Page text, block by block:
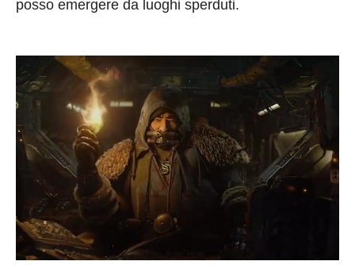
posso emergere da luoghi sperduti.